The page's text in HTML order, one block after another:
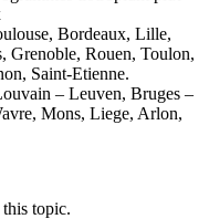
Bordeaux, Lille,
Grenoble, Rouen, Toulon,
Saint-Etienne.
– Leuven, Bruges –
Mons, Liege, Arlon,
topic.